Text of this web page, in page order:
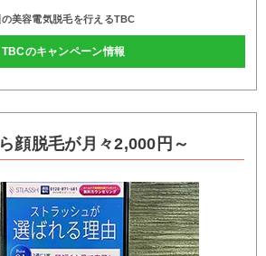
の美容電気脱毛を行えるTBC
TBCのキャンペーン情報
顔脱毛が月々2,000円～